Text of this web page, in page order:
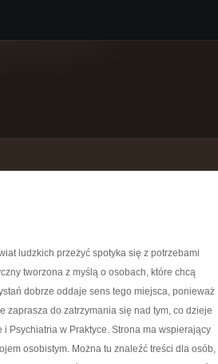
ludzkich przeżyć spotyka się z potrzebami
tworzona z myślą o osobach, które chcą
dobrze oddaje sens tego miejsca, ponieważ
zaprasza do zatrzymania się nad tym, co dzieje
Psychiatria w Praktyce. Strona ma wspierający
osobistym. Można tu znaleźć treści dla osób,